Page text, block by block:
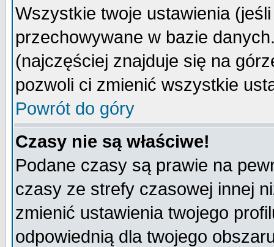
Wszystkie twoje ustawienia
przechowywane w bazie
(najczęściej znajduje się na
pozwoli ci zmienić wszystkie
Powrót do góry
Czasy nie są właściwe!
Podane czasy są prawie na
czasy ze strefy czasowej innej
zmienić ustawienia twojego
odpowiednią dla twojego